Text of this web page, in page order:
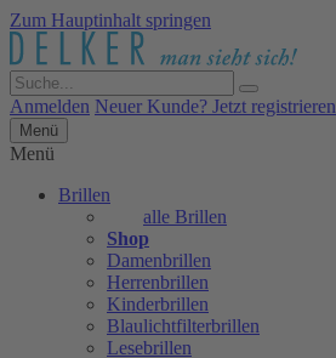
Zum Hauptinhalt springen
Anmelden Neuer Kunde? Jetzt registrieren
Menü
Menü
Brillen
alle Brillen
Shop
Damenbrillen
Herrenbrillen
Kinderbrillen
Blaulichtfilterbrillen
Lesebrillen